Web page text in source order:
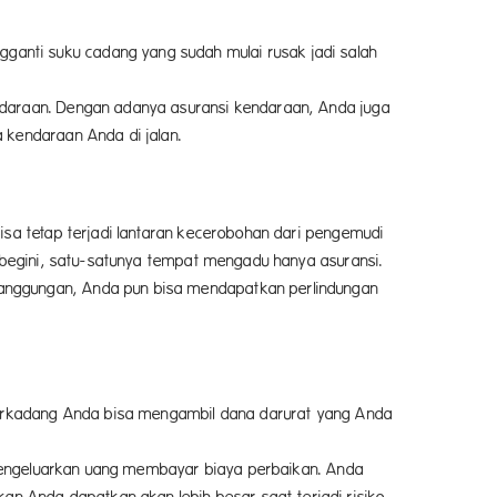
suku cadang yang sudah mulai rusak jadi salah
Dengan adanya asuransi kendaraan, Anda juga
Anda di jalan.
tetap terjadi lantaran kecerobohan dari pengemudi
satu-satunya tempat mengadu hanya asuransi.
Anda pun bisa mendapatkan perlindungan
Anda bisa mengambil dana darurat yang Anda
uang membayar biaya perbaikan. Anda